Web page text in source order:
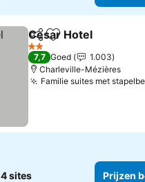
DelenToevoegen aan
Cesar Hotel
2 Sterren
7,7 Goed
1.003
Charleville-Mézières
Familie suites met
4 sites Prijzen